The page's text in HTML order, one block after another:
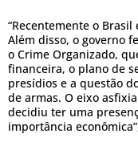
“Recentemente o
Além disso, o governo
o Crime Organizado,
financeira, o plano de
presídios e a questão
de armas. O eixo
decidiu ter uma
importância